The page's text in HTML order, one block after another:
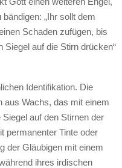
„Ihr sollt dem
Schaden zufügen, bis
auf die Stirn drücken“
Identifikation. Die
aus Wachs, das mit einem
auf den Stirnen der
permanenter Tinte oder
der Gläubigen mit einem
ihres irdischen